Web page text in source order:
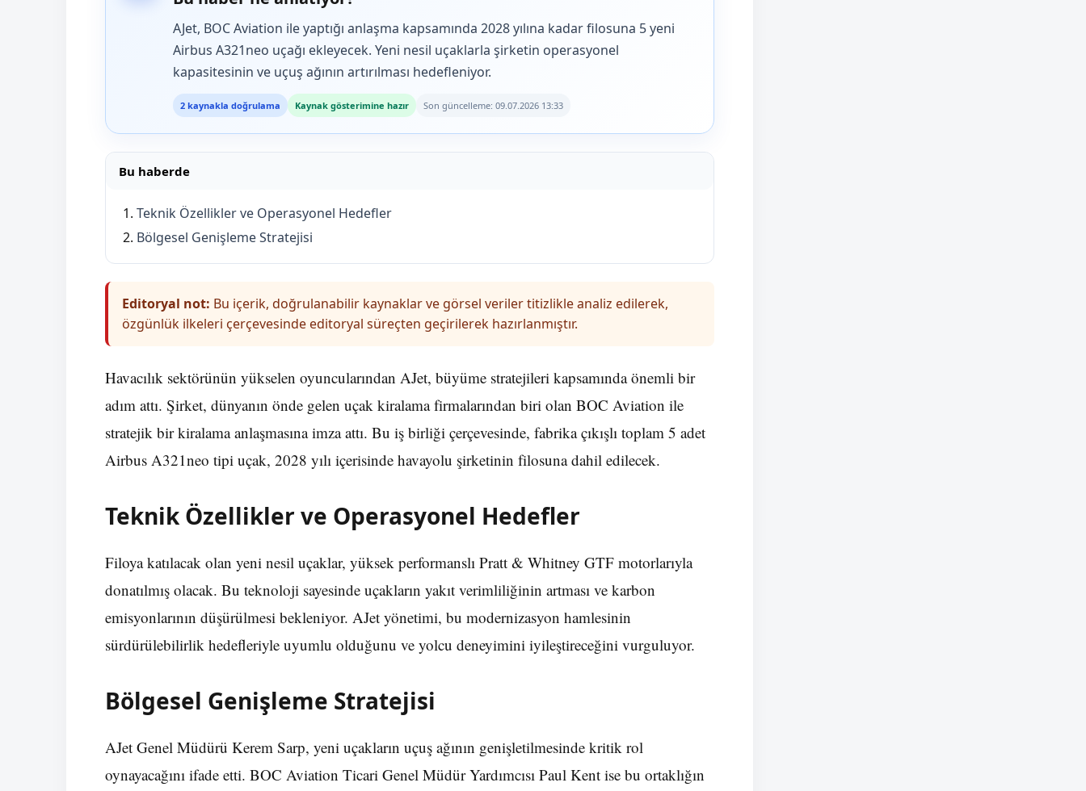
AJet, BOC Aviation ile yaptığı anlaşma kapsamında 2028 yılına kadar filosuna 5 yeni
Airbus A321neo uçağı ekleyecek. Yeni nesil uçaklarla şirketin operasyonel
kapasitesinin ve uçuş ağının artırılması hedefleniyor.
2 kaynakla doğrulama Kaynak gösterimine hazır Son güncelleme: 09.07.2026 13:33
Bu haberde
Teknik Özellikler ve Operasyonel Hedefler
Bölgesel Genişleme Stratejisi
Editoryal not: Bu içerik, doğrulanabilir kaynaklar ve görsel veriler titizlikle analiz edilerek,
özgünlük ilkeleri çerçevesinde editoryal süreçten geçirilerek hazırlanmıştır.
Havacılık sektörünün yükselen oyuncularından AJet, büyüme stratejileri kapsamında önemli bir
adım attı. Şirket, dünyanın önde gelen uçak kiralama firmalarından biri olan BOC Aviation ile
stratejik bir kiralama anlaşmasına imza attı. Bu iş birliği çerçevesinde, fabrika çıkışlı toplam 5 adet
Airbus A321neo tipi uçak, 2028 yılı içerisinde havayolu şirketinin filosuna dahil edilecek.
Teknik Özellikler ve Operasyonel Hedefler
Filoya katılacak olan yeni nesil uçaklar, yüksek performanslı Pratt & Whitney GTF motorlarıyla
donatılmış olacak. Bu teknoloji sayesinde uçakların yakıt verimliliğinin artması ve karbon
emisyonlarının düşürülmesi bekleniyor. AJet yönetimi, bu modernizasyon hamlesinin
sürdürülebilirlik hedefleriyle uyumlu olduğunu ve yolcu deneyimini iyileştireceğini vurguluyor.
Bölgesel Genişleme Stratejisi
AJet Genel Müdürü Kerem Sarp, yeni uçakların uçuş ağının genişletilmesinde kritik rol
oynayacağını ifade etti. BOC Aviation Ticari Genel Müdür Yardımcısı Paul Kent ise bu ortaklığın